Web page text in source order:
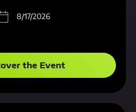
8/17/2026
the Event